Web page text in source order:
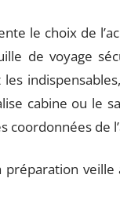
le choix de
de voyage
cabine ou le
coordonnées de